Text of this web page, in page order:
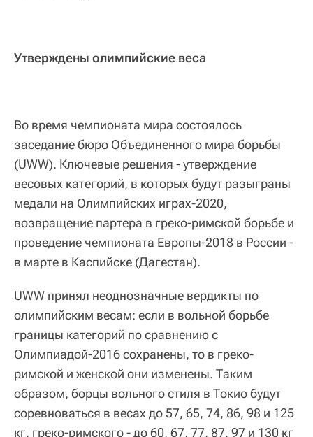
Утверждены олимпийские веса
Во время чемпионата мира состоялось
заседание бюро Объединенного мира борьбы
(UWW). Ключевые решения - утверждение
весовых категорий, в которых будут разыграны
медали на Олимпийских играх-2020,
возвращение партера в греко-римской борьбе и
проведение чемпионата Европы-2018 в России -
в марте в Каспийске (Дагестан).
UWW принял неоднозначные вердикты по
олимпийским весам: если в вольной борьбе
границы категорий по сравнению с
Олимпиадой-2016 сохранены, то в греко-
римской и женской они изменены. Таким
образом, борцы вольного стиля в Токио будут
соревноваться в весах до 57, 65, 74, 86, 98 и 125
кг, греко-римского - до 60, 67, 77, 87, 97 и 130 кг